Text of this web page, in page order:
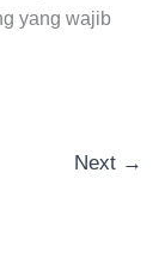
yang wajib
Next →